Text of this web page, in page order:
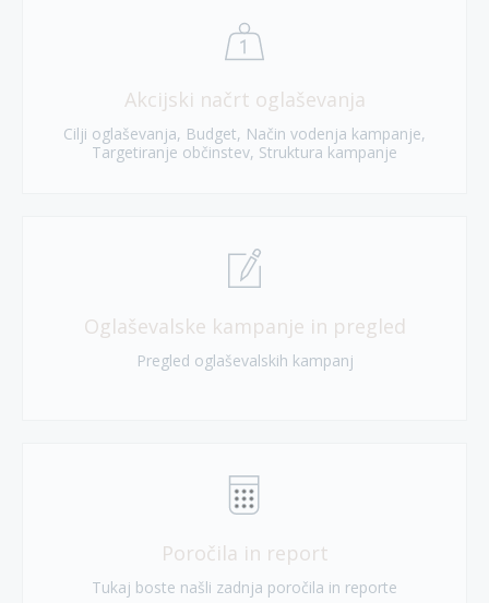
Akcijski načrt oglaševanja
Cilji oglaševanja, Budget, Način vodenja kampanje,
Targetiranje občinstev, Struktura kampanje
Oglaševalske kampanje in pregled
Pregled oglaševalskih kampanj
Poročila in report
Tukaj boste našli zadnja poročila in reporte